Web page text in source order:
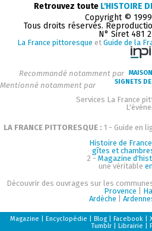
Retrouvez toute L'HISTOIRE
Copyright ©
Tous droits réservés.
N° Siret 481
La France pittoresque et Guide de la
Recommandé notamment par
Mentionné notamment par
SIGNETS
Services La France
LA FRANCE PITTORESQUE : 1 - Guide en
Histoire de
gîtes et
2 - Magazine
une véritable
Découvrir des ouvrages sur les
Provence
Ardèche
Magazine Encyclopédie Blog Facebook
Tumblr
Librairie